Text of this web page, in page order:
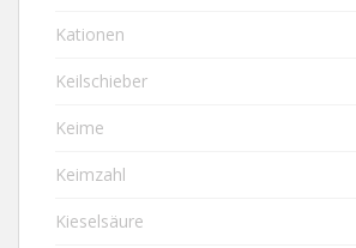
Kationen
Keilschieber
Keime
Keimzahl
Kieselsäure